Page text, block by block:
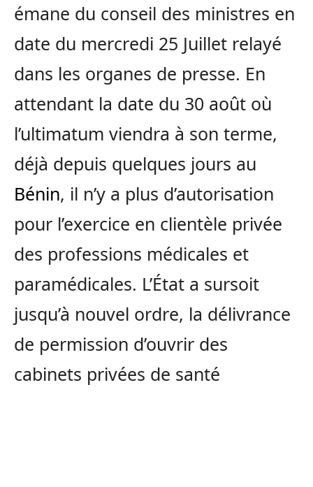
émane du conseil des ministres en
date du mercredi 25 Juillet relayé
dans les organes de presse. En
attendant la date du 30 août où
l’ultimatum viendra à son terme,
déjà depuis quelques jours au
Bénin, il n’y a plus d’autorisation
pour l’exercice en clientèle privée
des professions médicales et
paramédicales. L’État a sursoit
jusqu’à nouvel ordre, la délivrance
de permission d’ouvrir des
cabinets privées de santé